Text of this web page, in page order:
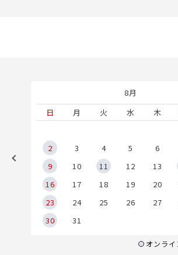
8月
日
月 火 水 木
2
3 4 5 6
9
10 11 12 13
16
17 18 19 20
23
24 25 26 27
30
31
オンラ